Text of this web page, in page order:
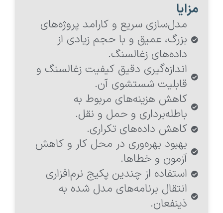
مزایا
مدل‌سازی سریع و کارامد پروژه‌های
بزرگ، عمیق و با حجم زیادی از
داده‌های زغالسنگ.
اندازه‌گیری دقیق کیفیت زغالسنگ و
قابلیت شستشوی آن.
کاهش هزینه‌های مربوط به
باطله‌برداری و حمل و نقل.
کاهش داده‌های تکراری.
بهبود بهره‌وری در محل کار و کاهش
آزمون و خطاها.
استفاده از چندین پکیج نرم‌افزاری
انتقال برنامه‌های مدل شده به
ذینفعان.